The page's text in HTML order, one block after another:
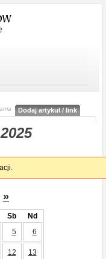
Dodaj artykuł / link
»
Sb
Nd
5 6
12 13